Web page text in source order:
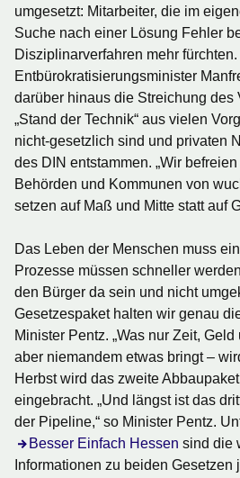
umgesetzt: Mitarbeiter, die im
Suche nach einer Lösung Fehler
Disziplinarverfahren mehr fürchten.
Entbürokratisierungsminister
darüber hinaus die Streichung des
„Stand der Technik“ aus vielen
nicht-gesetzlich sind und privaten
des DIN entstammen. „Wir
Behörden und Kommunen von
setzen auf Maß und Mitte statt auf
Das Leben der Menschen muss
Prozesse müssen schneller
den Bürger da sein und nicht
Gesetzespaket halten wir genau
Minister Pentz. „Was nur Zeit,
aber niemandem etwas bringt –
Herbst wird das zweite
eingebracht. „Und längst ist das
der Pipeline,“ so Minister Pentz.
Besser Einfach Hessen sind die
Informationen zu beiden Gesetzen